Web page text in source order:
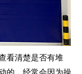
看清楚是否有堆